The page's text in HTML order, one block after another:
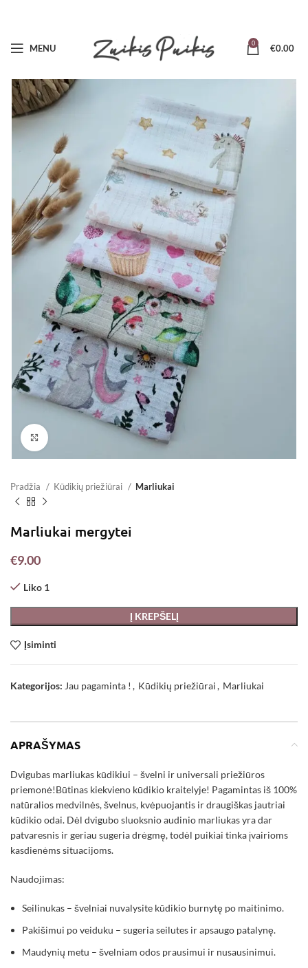
MENU 0 €0.00
Pradžia Kūdikių priežiūrai Marliukai
Marliukai mergytei
€9.00
Liko 1
Į KREPŠELĮ
Įsiminti
Kategorijos: Jau pagaminta ! , Kūdikių priežiūrai, Marliukai
APRAŠYMAS
Dvigubas marliukas kūdikiui – švelni ir universali priežiūros
priemonė!Būtinas kiekvieno kūdikio kraitelyje! Pagamintas iš 100%
natūralios medvilnės, švelnus, kvėpuojantis ir draugiškas jautriai
kūdikio odai. Dėl dvigubo sluoksnio audinio marliukas yra dar
patvaresnis ir geriau sugeria drėgmę, todėl puikiai tinka įvairioms
kasdienėms situacijoms.
Naudojimas:
Seilinukas – švelniai nuvalysite kūdikio burnytę po maitinimo.
Pakišimui po veiduku – sugeria seilutes ir apsaugo patalynę.
Maudynių metu – švelniam odos prausimui ir nusausinimui.